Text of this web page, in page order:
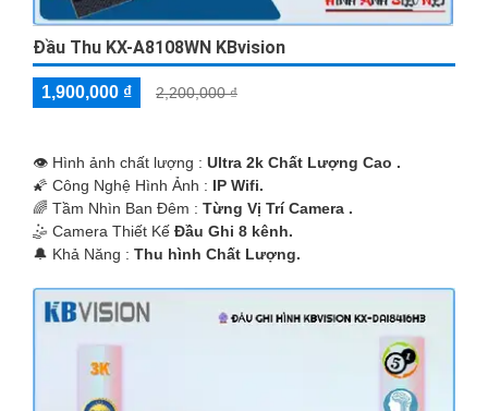
Đầu Thu KX-A8108WN KBvision
1,900,000 ₫ 2,200,000 ₫
👁 Hình ảnh chất lượng : Ultra 2k Chất Lượng Cao .
🌠 Công Nghệ Hình Ảnh : IP Wifi.
🌈 Tầm Nhìn Ban Đêm : Từng Vị Trí Camera .
🤹 Camera Thiết Kế Đầu Ghi 8 kênh.
️🔔 Khả Năng : Thu hình Chất Lượng.